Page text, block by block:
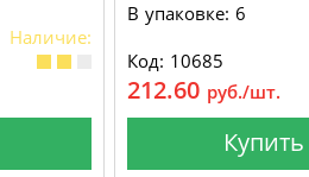
Наличие:
В упаковке: 6
Код: 10685
212.60 руб./шт.
Купить